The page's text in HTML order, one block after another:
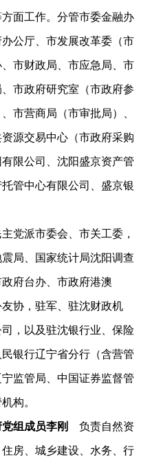
面工作。分管市委金融办
公厅、市发展改革委（市
市财政局、市应急局、市
市政府研究室（市政府参
市营商局（市审批局）、
源交易中心（市政府采购
限公司、沈阳盛京资产管
管中心有限公司、盛京银
派市委会、市关工委，
局、国家统计局沈阳调查
府台办、市政府港澳
协，驻军、驻沈财政机
，以及驻沈银行业、保险
银行辽宁省分行（含营管
监管局、中国证券监督管
构。
党组成员李刚 负责自然资
房、城乡建设、水务、行